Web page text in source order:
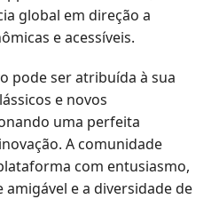
global em direção a
e acessíveis.
pode ser atribuída à sua
e novos
uma perfeita
A comunidade
com entusiasmo,
e a diversidade de